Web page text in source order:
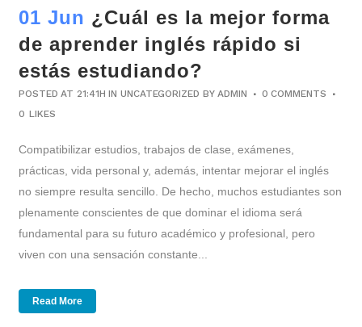
01 Jun ¿Cuál es la mejor forma
de aprender inglés rápido si
estás estudiando?
POSTED AT 21:41H INUNCATEGORIZED BYADMIN
0 COMMENTS
0 LIKES
Compatibilizar estudios, trabajos de clase, exámenes,
prácticas, vida personal y, además, intentar mejorar el inglés
no siempre resulta sencillo. De hecho, muchos estudiantes son
plenamente conscientes de que dominar el idioma será
fundamental para su futuro académico y profesional, pero
viven con una sensación constante...
Read More